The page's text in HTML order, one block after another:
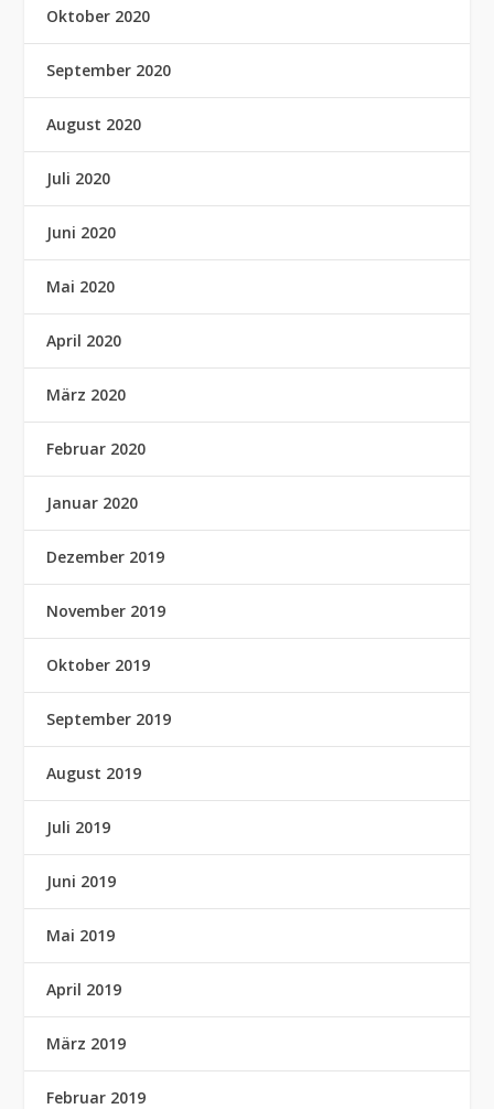
Oktober 2020
September 2020
August 2020
Juli 2020
Juni 2020
Mai 2020
April 2020
März 2020
Februar 2020
Januar 2020
Dezember 2019
November 2019
Oktober 2019
September 2019
August 2019
Juli 2019
Juni 2019
Mai 2019
April 2019
März 2019
Februar 2019